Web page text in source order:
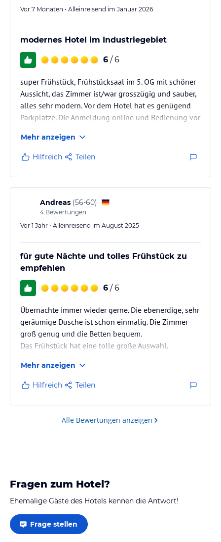
Vor 7 Monaten • Alleinreisend im Januar 2026
modernes Hotel im Industriegebiet
6 / 6
super Frühstück, Frühstücksaal im 5. OG mit schöner
Aussicht, das Zimmer ist/war grosszügig und sauber,
alles sehr modern. Vor dem Hotel hat es genügend
Parkplätze. Die Anmeldung online und Bedienung vor
weiterempfehlen !
Mehr anzeigen
Hilfreich Teilen
Andreas (56-60)
4 Bewertungen
Vor 1 Jahr • Alleinreisend im August 2025
für gute Nächte und tolles Frühstück zu
empfehlen
6 / 6
Übernachte immer wieder gerne. Die ebenerdige, sehr
geräumige Dusche ist schon einmalig. Die Zimmer
groß genug und die Betten bequem.
Das Frühstück hat eine tolle große Auswahl.
Das Personal freundlich und aufmerksam.
Mehr anzeigen
Hilfreich Teilen
Alle Bewertungen anzeigen
Fragen zum Hotel?
Ehemalige Gäste des Hotels kennen die Antwort!
Frage stellen